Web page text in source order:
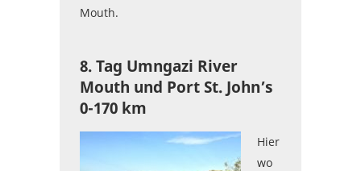
Mouth.
8. Tag Umngazi River
Mouth und Port St. John’s
0-170 km
Hier
wo